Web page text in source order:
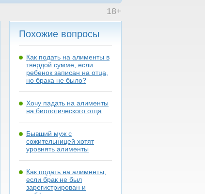
18+
Похожие вопросы
Как подать на алименты в
твердой сумме, если
ребенок записан на отца,
но брака не было?
Хочу падать на алименты
на биологического отца
Бывший муж с
сожительницей хотят
уровнять алименты
Как подать на алименты,
если брак не был
зарегистрирован и